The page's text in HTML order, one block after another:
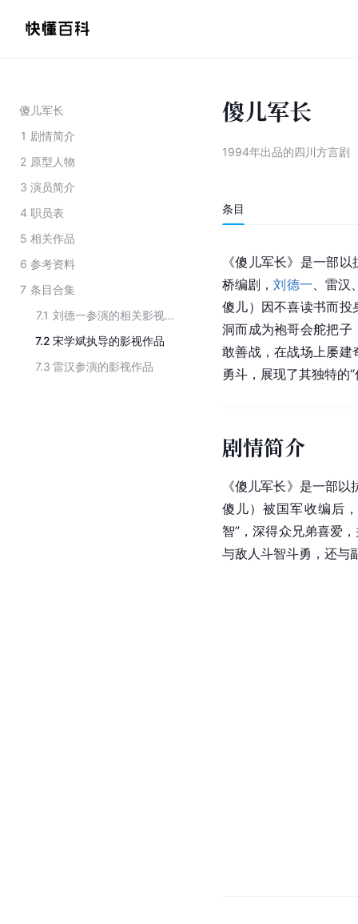
傻儿军长
1 剧情简介
2 原型人物
3 演员简介
4 职员表
5 相关作品
6 参考资料
7 条目合集
7.1
刘德一参演的相关影视作品
7.2 宋学斌执导的影视作品
7.3 雷汉参演的影视作品
傻儿军长
1994年出品的四川方言剧
条目
《傻儿军长》是一部
桥编剧，刘德一 雷汉
傻儿）因不喜读书而投
洞而成为袍哥会舵把子
敢善战，在战场上屡建
勇斗，展现了其独特的“
剧情简介
《傻儿军长》是一部
傻儿）被国军收编后
智”，深得众兄弟喜爱
与敌人斗智斗勇，还与